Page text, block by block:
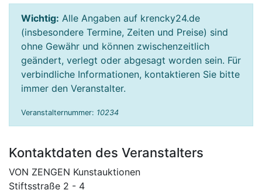
Wichtig: Alle Angaben auf krencky24.de
(insbesondere Termine, Zeiten und Preise) sind
ohne Gewähr und können zwischenzeitlich
geändert, verlegt oder abgesagt worden sein. Für
verbindliche Informationen, kontaktieren Sie bitte
immer den Veranstalter.
Veranstalternummer: 10234
Kontaktdaten des Veranstalters
VON ZENGEN Kunstauktionen
Stiftsstraße 2 - 4